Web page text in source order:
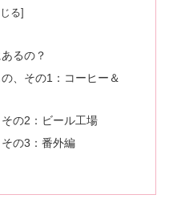
るの？
、その1：コーヒー＆
の2：ビール工場
の3：番外編